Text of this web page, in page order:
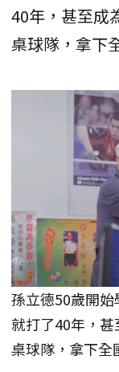
40年，甚至成
桌球隊，拿下
孫立德50歲開
就打了40年，
桌球隊，拿下全